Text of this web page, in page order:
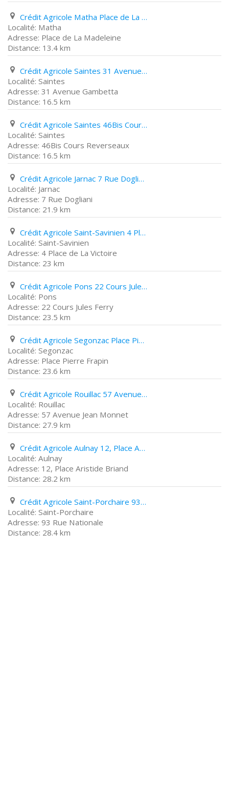
Crédit Agricole Matha Place de La Madeleine
Matha
Place de La Madeleine
13.4 km
Crédit Agricole Saintes 31 Avenue Gambetta
Saintes
31 Avenue Gambetta
16.5 km
Crédit Agricole Saintes 46Bis Cours Reverseaux
Saintes
46Bis Cours Reverseaux
16.5 km
Crédit Agricole Jarnac 7 Rue Dogliani
Jarnac
7 Rue Dogliani
21.9 km
Crédit Agricole Saint-Savinien 4 Place de La Victoire
Saint-Savinien
4 Place de La Victoire
23 km
Crédit Agricole Pons 22 Cours Jules Ferry
Pons
22 Cours Jules Ferry
23.5 km
Crédit Agricole Segonzac Place Pierre Frapin
Segonzac
Place Pierre Frapin
23.6 km
Crédit Agricole Rouillac 57 Avenue Jean Monnet
Rouillac
57 Avenue Jean Monnet
27.9 km
Crédit Agricole Aulnay 12, Place Aristide Briand
Aulnay
12, Place Aristide Briand
28.2 km
Crédit Agricole Saint-Porchaire 93 Rue Nationale
Saint-Porchaire
93 Rue Nationale
28.4 km